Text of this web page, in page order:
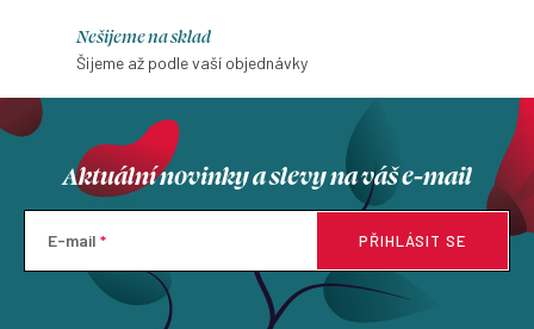
Nešijeme na sklad
Šijeme až podle vaší objednávky
Aktuální novinky a slevy na váš e-mail
E-mail PŘIHLÁSIT SE